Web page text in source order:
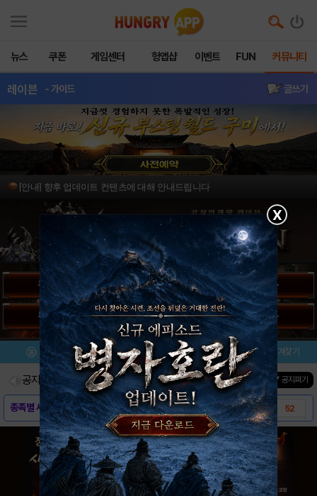
뉴스 쿠폰 게임센터 헝앱샵 이벤트 FUN 커뮤니티
레이븐 - 가이드 글쓰기
[안내] 향후 업데이트 컨텐츠에 대해 안내드립니다
무기/방어구 선택 팁 -공통- 무기/방어구 선택 팁 -휴먼-
무기/방어구 선택 팁 -엘프- 무기/방어구 선택 팁 -반고-
메뉴 이벤트/미션 설치/평가 즐겨찾기
공지사항 진행중인 이벤트0건 ▼ 공지펴기
종족별 세트 아이템 모아보기 -휴먼편- 52
종족별 세트 아이템 모아보기 -엘프편- 20
종족별 세트 아이템 모아보기 -반고편-
[가이드] 레이븐 캐릭터 정보 모음
X